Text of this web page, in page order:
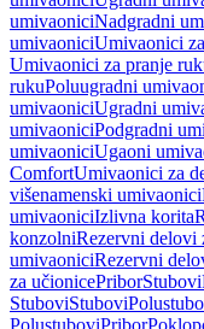
umivaoniciNadgradni
umivaoniciUmivaonici
Umivaonici za pranje
rukuPoluugradni
umivaoniciUgradni
umivaoniciPodgradni
umivaoniciUgaoni
ComfortUmivaonici za
višenamenski umivaonici
umivaoniciIzlivna korita
konzolniRezervni delovi
umivaoniciRezervni
za učionicePriborStubovi
StuboviStubovi
PolustuboviPribor